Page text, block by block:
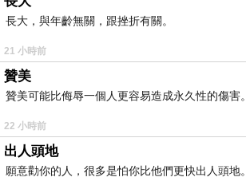
長大，與年齡無關，跟挫折有關。
21 小時前
贊美
贊美可能比侮辱一個人更容易造成永久性的傷害。
22 小時前
出人頭地
願意勸你的人，很多是怕你比他們更快出人頭地。